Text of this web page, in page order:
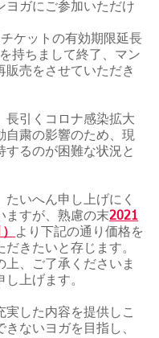
ヨガにご参加いただけ
ケットの有効期限延長
持ちまして終了、マン
販売をさせていただき
長引くコロナ感染拡大
自粛の影響のため、現
するのが困難な状況と
たいへん申し上げにく
ますが、熟慮の末2021
より下記の通り価格を
だきたいと存じます。
上、ご了承くださいま
上げます。
実した内容を提供しこ
きないヨガを目指し、